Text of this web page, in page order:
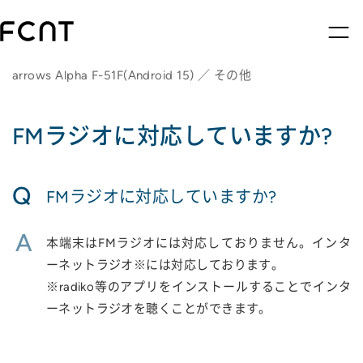
arrows Alpha F-51F(Android 15) ／ その他
FMラジオに対応していますか?
Q FMラジオに対応していますか?
A
本端末はFMラジオには対応しておりません。インタ
ーネットラジオ※には対応しております。
※radiko等のアプリをインストールすることでインタ
ーネットラジオを聴くことができます。